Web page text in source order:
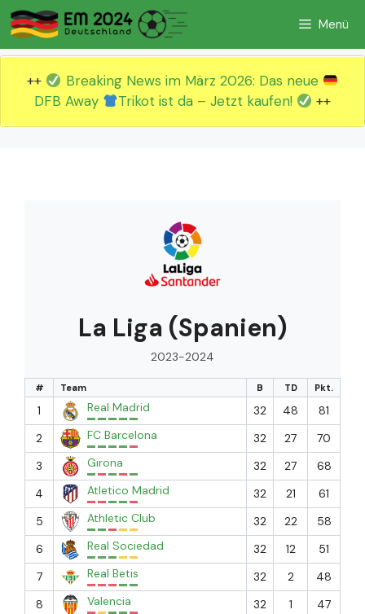
Zum
Inhalt
springen
Menü
++
Breaking News im März 2026: Das neue
DFB Away
Trikot ist da – Jetzt kaufen! ++
La Liga (Spanien)
2023-2024
# Team B TD Pkt.
1 Real Madrid 32 48
81
2
FC Barcelona 32 27
70
3
Girona 32 27
68
4
Atletico Madrid 32 21
61
5
Athletic Club 32 22
58
6
Real Sociedad 32 12
51
7
Real Betis 32 2
48
8
Valencia 32 1
47